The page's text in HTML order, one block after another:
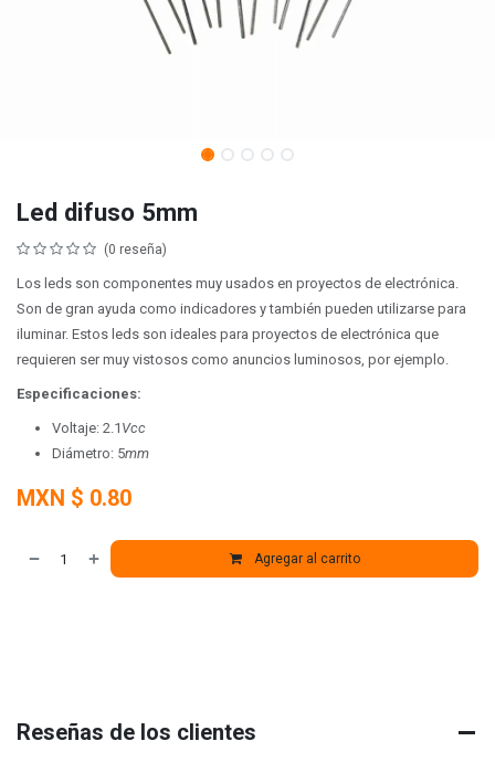
Led difuso 5mm
(0 reseña)
Los leds son componentes muy usados en proyectos de electrónica.
Son de gran ayuda como indicadores y también pueden utilizarse para
iluminar. Estos leds son ideales para proyectos de electrónica que
requieren ser muy vistosos como anuncios luminosos, por ejemplo.
Especificaciones:
Voltaje: 2.1 Vcc
Diámetro: 5mm
MXN $ 0.80
Agregar al carrito
Reseñas de los clientes